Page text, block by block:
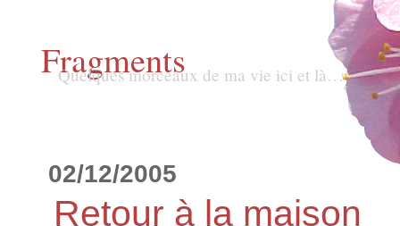
Fragments
Quelques morceaux de ma vie ici et là…
02/12/2005
Retour à la maison